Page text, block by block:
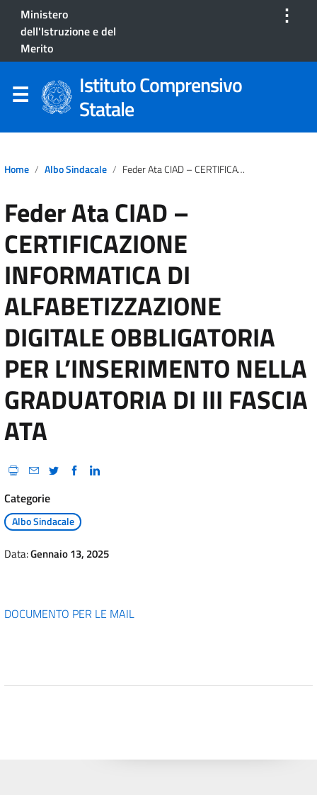
Ministero
dell'Istruzione e del
Merito
⋮
Istituto Comprensivo
Statale
Home Albo Sindacale Feder Ata CIAD – CERTIFICAZIONE INFORMATICA DI ALFABETIZZAZIONE DIGITALE OBBLIGATORIA PER L’INSERIMENTO NELLA GRADUATORIA DI III FASCIA ATA
Feder Ata CIAD –
CERTIFICAZIONE
INFORMATICA DI
ALFABETIZZAZIONE
DIGITALE OBBLIGATORIA
PER L’INSERIMENTO NELLA
GRADUATORIA DI III FASCIA
ATA
Categorie
Albo Sindacale
Data:Gennaio 13, 2025
DOCUMENTO PER LE MAIL